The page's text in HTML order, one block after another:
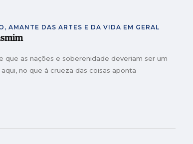
AMANTE DAS ARTES E DA VIDA EM GERAL
que as nações e soberenidade deveriam ser um
no que à crueza das coisas aponta